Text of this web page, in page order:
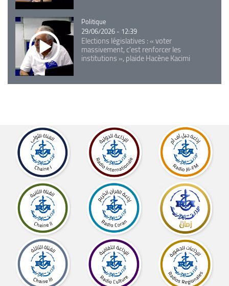
Catégorie
Politique
29/06/2026 - 12:39
Elections législatives : « voter
massivement, c'est renforcer les
institutions », plaide Hacène Kacimi